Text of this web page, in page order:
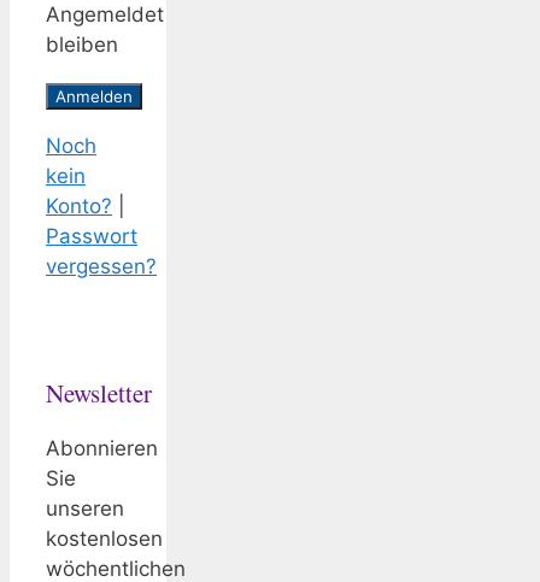
Angemeldet
bleiben
Noch
kein
Konto?
Passwort
vergessen?
Newsletter
Abonnieren
Sie
unseren
kostenlosen
wöchentlichen